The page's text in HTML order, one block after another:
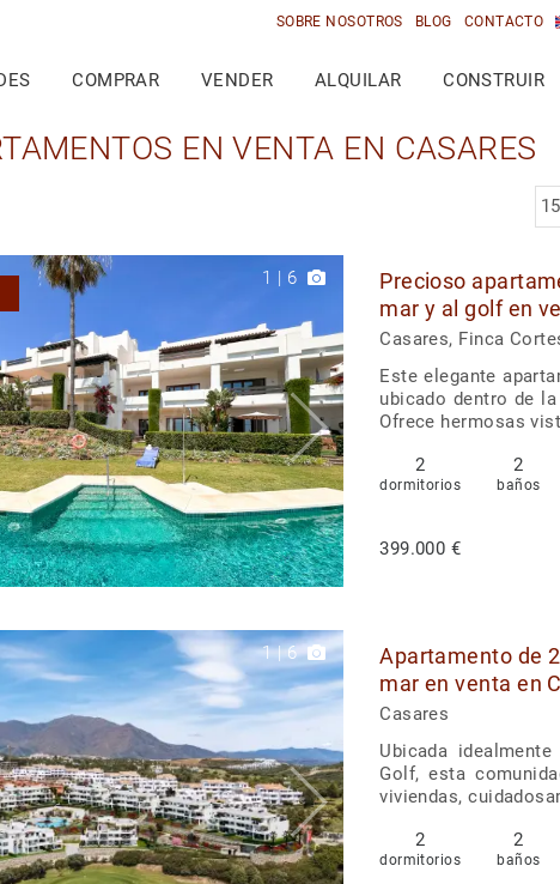
SOBRE NOSOTROS BLOG CONTACTO
COMPRAR VENDER ALQUILAR CONSTRUIR
EN VENTA EN CASARES
1 | 6
Precioso
mar y al golf en
Casares, Finca
Este elegante
ubicado dentro de
Ofrece hermosas
2
dormitorios
2
baños
399.000 €
1|6
Apartamento de
mar en venta en
Casares
Ubicada
Golf, esta
viviendas,
2
dormitorios
2
baños